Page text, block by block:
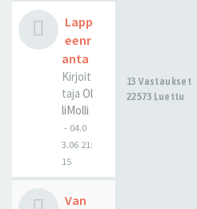
Lapp
eenr
anta
Kirjoit
taja Ol
liMolli
- 04.0
3.06 21:
15
13 Vastaukset
22573 Luettu
Van